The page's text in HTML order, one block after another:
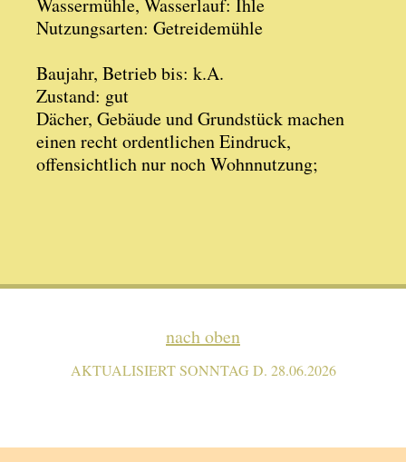
Wassermühle, Wasserlauf: Ihle
Nutzungsarten: Getreidemühle
Baujahr, Betrieb bis: k.A.
Zustand: gut
Dächer, Gebäude und Grundstück machen
einen recht ordentlichen Eindruck,
offensichtlich nur noch Wohnnutzung;
nach oben
AKTUALISIERT SONNTAG D. 28.06.2026